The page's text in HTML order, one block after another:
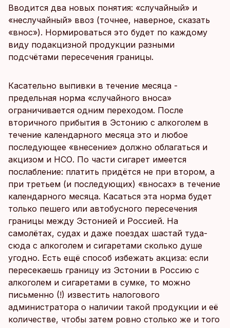
Вводится два новых понятия: «случайный» и
«неслучайный» ввоз (точнее, наверное, сказать
«внос»). Нормироваться это будет по каждому
виду подакцизной продукции разными
подсчётами пересечения границы.
Касательно выпивки в течение месяца -
предельная норма «случайного вноса»
ограничивается одним переходом. После
вторичного прибытия в Эстонию с алкоголем в
течение календарного месяца это и любое
последующее «внесение» должно облагаться и
акцизом и НСО. По части сигарет имеется
послабление: платить придётся не при втором, а
при третьем (и последующих) «вносах» в течение
календарного месяца. Касаться эта норма будет
только пешего или автобусного пересечения
границы между Эстонией и Россией. На
самолётах, судах и даже поездах шастай туда-
сюда с алкоголем и сигаретами сколько душе
угодно. Есть ещё способ избежать акциза: если
пересекаешь границу из Эстонии в Россию с
алкоголем и сигаретами в сумке, то можно
письменно (!) известить налогового
администратора о наличии такой продукции и её
количестве, чтобы затем ровно столько же и того